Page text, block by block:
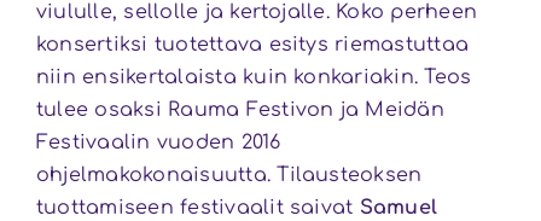
viululle, sellolle ja kertojalle. Koko perheen
konsertiksi tuotettava esitys riemastuttaa
niin ensikertalaista kuin konkariakin. Teos
tulee osaksi Rauma Festivon ja Meidän
Festivaalin vuoden 2016
ohjelmakokonaisuutta. Tilausteoksen
tuottamiseen festivaalit saivat Samuel